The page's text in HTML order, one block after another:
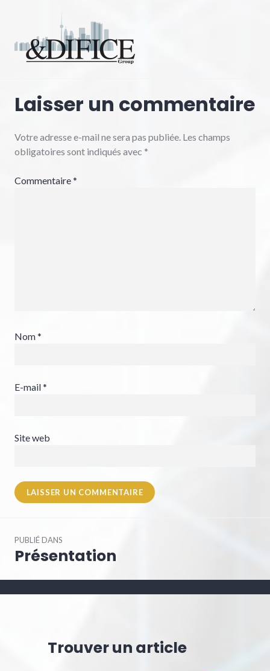
Laisser un commentaire
Votre adresse e-mail ne sera pas publiée. Les champs
obligatoires sont indiqués avec *
Commentaire*
Nom*
E-mail*
Site web
dePUBLIÉ DANS
Présentation
Trouver un article